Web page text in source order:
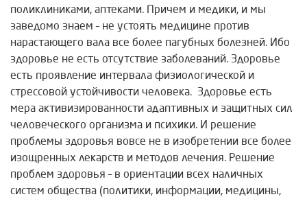
поликлиниками, аптеками. Причем и медики, и мы
заведомо знаем – не устоять медицине против
нарастающего вала все более пагубных болезней. Ибо
здоровье не есть отсутствие заболеваний. Здоровье
есть проявление интервала физиологической и
стрессовой устойчивости человека. Здоровье есть
мера активизированности адаптивных и защитных сил
человеческого организма и психики. И решение
проблемы здоровья вовсе не в изобретении все более
изощренных лекарств и методов лечения. Решение
проблем здоровья – в ориентации всех наличных
систем общества (политики, информации, медицины,